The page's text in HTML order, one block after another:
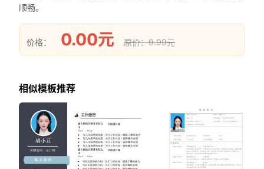
顺畅。
价格： 0.00元 原价：9.99元
相似模板推荐